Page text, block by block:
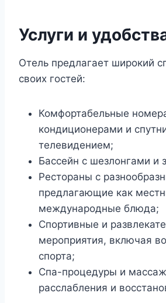
Услуги и
Отель предлагает широкий
своих гостей:
Комфортабельные
кондиционерами и
телевидением;
Бассейн с шезлонгами и
Рестораны с
предлагающие как
международные блюда;
Спортивные и
мероприятия, включая
спорта;
Спа-процедуры и
расслабления и